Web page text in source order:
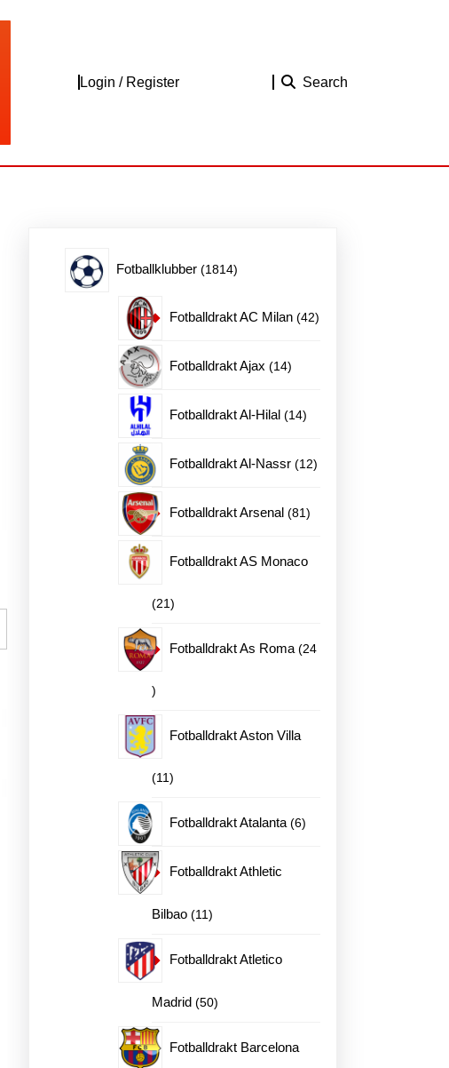
Login / RegisterLogin
Search
Fotballklubber 18141814
Fotballdrakt AC Milan 4242
Fotballdrakt Ajax 1414
Fotballdrakt Al-Hilal 1414
Fotballdrakt Al-Nassr 1212
Fotballdrakt Arsenal 8181
Fotballdrakt AS Monaco
2121
produkter
Fotballdrakt As Roma 24
24
produkter
Fotballdrakt Aston Villa
1111
produkter
Fotballdrakt Atalanta 66
Fotballdrakt Athletic
Bilbao 1111
Fotballdrakt Atletico
Madrid 5050
Fotballdrakt Barcelona